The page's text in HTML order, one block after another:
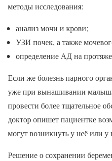
методы исследования:
анализ мочи и крови;
УЗИ почек, а также
определение АД на
Если же болезнь парного
уже при вынашивании
провести более тщательное
доктор опишет пациентке
могут возникнуть у неё или у
Решение о сохранении